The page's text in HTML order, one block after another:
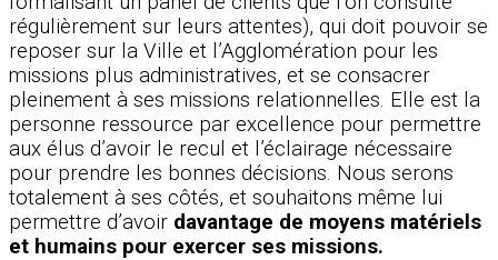
régulièrement sur leurs attentes), qui doit pouvoir se
reposer sur la Ville et l’Agglomération pour les
missions plus administratives, et se consacrer
pleinement à ses missions relationnelles. Elle est la
personne ressource par excellence pour permettre
aux élus d’avoir le recul et l’éclairage nécessaire
pour prendre les bonnes décisions. Nous serons
totalement à ses côtés, et souhaitons même lui
permettre d’avoir davantage de moyens matériels
et humains pour exercer ses missions.